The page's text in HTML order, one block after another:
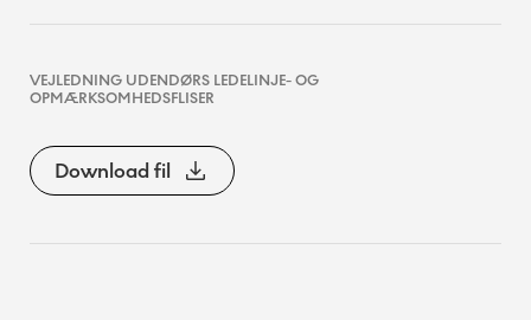
VEJLEDNING UDENDØRS LEDELINJE- OG
OPMÆRKSOMHEDSFLISER
Download fil